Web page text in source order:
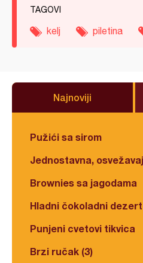
TAGOVI
kelj piletina
Najnoviji
Pužići sa sirom
Jednostavna,
Brownies sa jagodama
Hladni čokoladni dezert
Punjeni cvetovi tikvica
Brzi ručak (3)